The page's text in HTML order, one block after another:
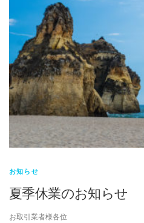
お知らせ
夏季休業のお知らせ
お取引業者様各位